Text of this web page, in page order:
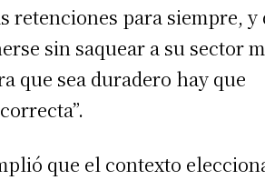
retenciones para siempre, y
sin saquear a su sector
que sea duradero hay que
que el contexto